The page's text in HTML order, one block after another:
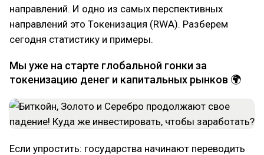
направлений. И одно из самых перспективных
направлений это Токенизация (RWA). Разберем
сегодня статистику и примеры.
Мы уже на старте глобальной гонки за
токенизацию денег и капитальных рынков 🌍
Если упростить: государства начинают переводить